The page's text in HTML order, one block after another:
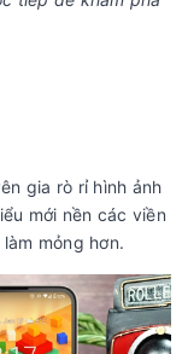
gia rò rỉ hình ảnh
mới nền các viền
mỏng hơn.